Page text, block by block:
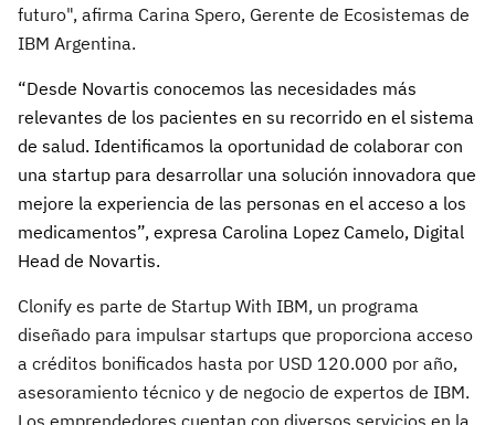
futuro", afirma Carina Spero, Gerente de Ecosistemas de
IBM Argentina.
“Desde Novartis conocemos las necesidades más
relevantes de los pacientes en su recorrido en el sistema
de salud. Identificamos la oportunidad de colaborar con
una startup para desarrollar una solución innovadora que
mejore la experiencia de las personas en el acceso a los
medicamentos”, expresa Carolina Lopez Camelo, Digital
Head de Novartis.
Clonify es parte de Startup With IBM, un programa
diseñado para impulsar startups que proporciona acceso
a créditos bonificados hasta por USD 120.000 por año,
asesoramiento técnico y de negocio de expertos de IBM.
Los emprendedores cuentan con diversos servicios en la